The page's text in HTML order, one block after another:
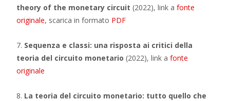
theory of the monetary circuit (2022), link a fonte
originale, scarica in formato PDF
7. Sequenza e classi: una risposta ai critici della
teoria del circuito monetario (2022), link a fonte
originale
8. La teoria del circuito monetario: tutto quello che